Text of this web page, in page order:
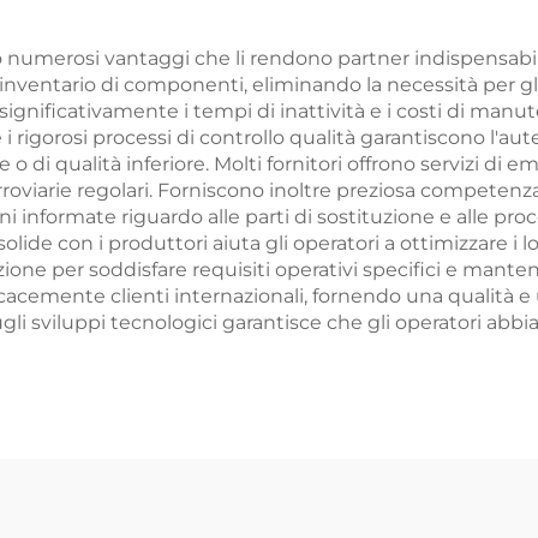
vantaggi che li rendono partner
di componenti, eliminando la necessità per
i tempi di inattività e i costi di
rigorosi processi di controllo qualità garantiscono
di qualità inferiore. Molti fornitori offrono servizi di
regolari. Forniscono inoltre preziosa
informate riguardo alle parti di sostituzione e alle
con i produttori aiuta gli operatori a ottimizzare i
per soddisfare requisiti operativi specifici e
clienti internazionali, fornendo una qualità
sviluppi tecnologici garantisce che gli operatori